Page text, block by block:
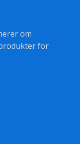
om
for